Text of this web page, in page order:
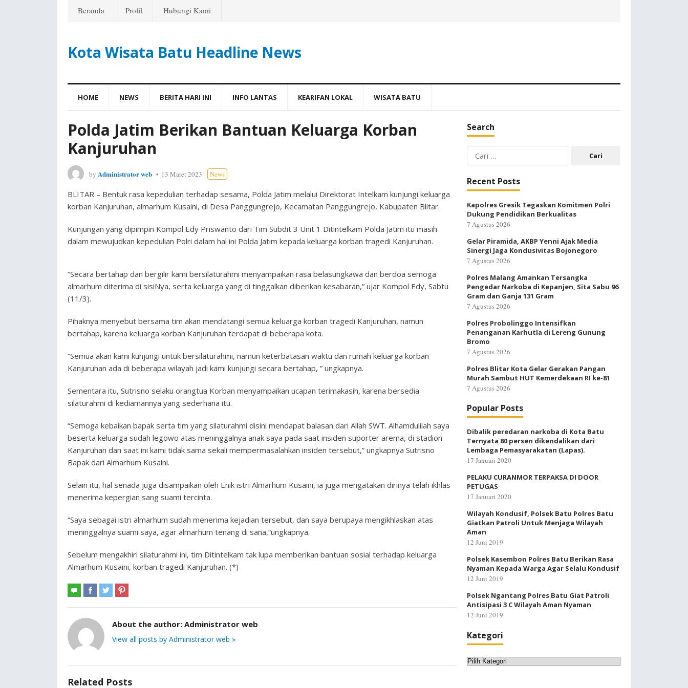
Beranda Profil Hubungi Kami
Kota Wisata Batu Headline News
HOME NEWS BERITA HARI INI INFO LANTAS KEARIFAN LOKAL WISATA BATU
Polda Jatim Berikan Bantuan Keluarga Korban
Kanjuruhan
by Administrator web 13 Maret 2023 News
BLITAR – Bentuk rasa kepedulian terhadap sesama, Polda Jatim melalui Direktorat Intelkam kunjungi keluarga
korban Kanjuruhan, almarhum Kusaini, di Desa Panggungrejo, Kecamatan Panggungrejo, Kabupaten Blitar.
Kunjungan yang dipimpin Kompol Edy Priswanto dari Tim Subdit 3 Unit 1 Ditintelkam Polda Jatim itu masih
dalam mewujudkan kepedulian Polri dalam hal ini Polda Jatim kepada keluarga korban tragedi Kanjuruhan.
“Secara bertahap dan bergilir kami bersilaturahmi menyampaikan rasa belasungkawa dan berdoa semoga
almarhum diterima di sisiNya, serta keluarga yang di tinggalkan diberikan kesabaran,” ujar Kompol Edy, Sabtu
(11/3).
Pihaknya menyebut bersama tim akan mendatangi semua keluarga korban tragedi Kanjuruhan, namun
bertahap, karena keluarga korban Kanjuruhan terdapat di beberapa kota.
“Semua akan kami kunjungi untuk bersilaturahmi, namun keterbatasan waktu dan rumah keluarga korban
Kanjuruhan ada di beberapa wilayah jadi kami kunjungi secara bertahap, ” ungkapnya.
Sementara itu, Sutrisno selaku orangtua Korban menyampaikan ucapan terimakasih, karena bersedia
silaturahmi di kediamannya yang sederhana itu.
“Semoga kebaikan bapak serta tim yang silaturahmi disini mendapat balasan dari Allah SWT. Alhamdulilah saya
beserta keluarga sudah legowo atas meninggalnya anak saya pada saat insiden suporter arema, di stadion
Kanjuruhan dan saat ini kami tidak sama sekali mempermasalahkan insiden tersebut,” ungkapnya Sutrisno
Bapak dari Almarhum Kusaini.
Selain itu, hal senada juga disampaikan oleh Enik istri Almarhum Kusaini, ia juga mengatakan dirinya telah ikhlas
menerima kepergian sang suami tercinta.
“Saya sebagai istri almarhum sudah menerima kejadian tersebut, dan saya berupaya mengikhlaskan atas
meninggalnya suami saya, agar almarhum tenang di sana,”ungkapnya.
Sebelum mengakhiri silaturahmi ini, tim Ditintelkam tak lupa memberikan bantuan sosial terhadap keluarga
Almarhum Kusaini, korban tragedi Kanjuruhan. (*)
About the author: Administrator web
View all posts by Administrator web »
Related Posts
Search
Cari
untuk:
Recent Posts
Kapolres Gresik Tegaskan Komitmen Polri
Dukung Pendidikan Berkualitas
7 Agustus 2026
Gelar Piramida, AKBP Yenni Ajak Media
Sinergi Jaga Kondusivitas Bojonegoro
7 Agustus 2026
Polres Malang Amankan Tersangka
Pengedar Narkoba di Kepanjen, Sita Sabu 96
Gram dan Ganja 131 Gram
7 Agustus 2026
Polres Probolinggo Intensifkan
Penanganan Karhutla di Lereng Gunung
Bromo
7 Agustus 2026
Polres Blitar Kota Gelar Gerakan Pangan
Murah Sambut HUT Kemerdekaan RI ke-81
7 Agustus 2026
Popular Posts
Dibalik peredaran narkoba di Kota Batu
Ternyata 80 persen dikendalikan dari
Lembaga Pemasyarakatan (Lapas).
17 Januari 2020
PELAKU CURANMOR TERPAKSA DI DOOR
PETUGAS
17 Januari 2020
Wilayah Kondusif, Polsek Batu Polres Batu
Giatkan Patroli Untuk Menjaga Wilayah
Aman
12 Juni 2019
Polsek Kasembon Polres Batu Berikan Rasa
Nyaman Kepada Warga Agar Selalu Kondusif
12 Juni 2019
Polsek Ngantang Polres Batu Giat Patroli
Antisipasi 3 C Wilayah Aman Nyaman
12 Juni 2019
Kategori
Kategori